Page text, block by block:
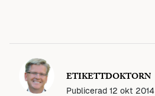
ETIKETTDOKTORN
Publicerad 12 okt 2014